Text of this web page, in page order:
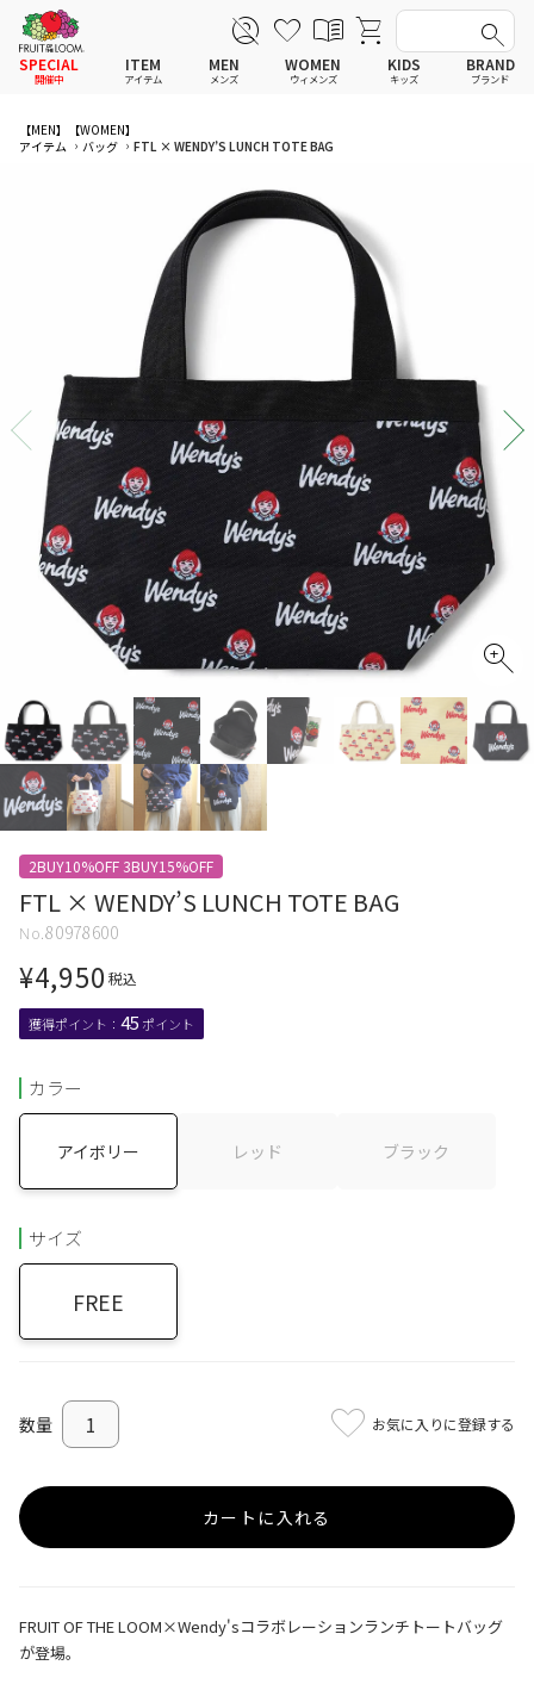
SPECIAL
開催中
ITEM
アイテム
全てのアイテム
新着
スウェットシャツ
スウェットパーカー
パンツ
スカート
セットアップ
その他ウェア
ルームウェア
アンダーウェアMEN
アンダーウェアWOMEN
帽子
ファッショングッズ
レイングッズ
MEN
メンズ
全てのメンズ アイテム
新着
スウェットシャツ
スウェットパーカー
パンツ
その他ウェア
ルームウェア
アンダーウェア
ソックス
バッグ
ファッショングッズ
WOMEN
ウィメンズ
全てのウィメンズ
新着
スウェットシャツ
スウェットパーカー
パンツ
スカート
セットアップ
その他ウェア
ルームウェア
アンダーウェア
帽子
ソックス
レイングッズ
KIDS
キッズ
全てのキッズ
スウェットパーカー
ワンピース
セットアップ
その他ウェア
ルームウェア
アンダーウェア
ソックス
バッグ
BRAND
ブランド
【MEN】
【WOMEN】
アイテム
バッグ FTL × WENDY’S LUNCH TOTE BAG
2BUY10%OFF 3BUY15%OFF
FTL × WENDY’S LUNCH TOTE BAG
80978600
¥4,950 税込
45
カラー
アイボリー レッド ブラック
サイズ
FREE
お気に入りに登録する
カートに入れる
FRUIT OF THE LOOM×Wendy'sコラボレーションランチトートバッグ
が登場。